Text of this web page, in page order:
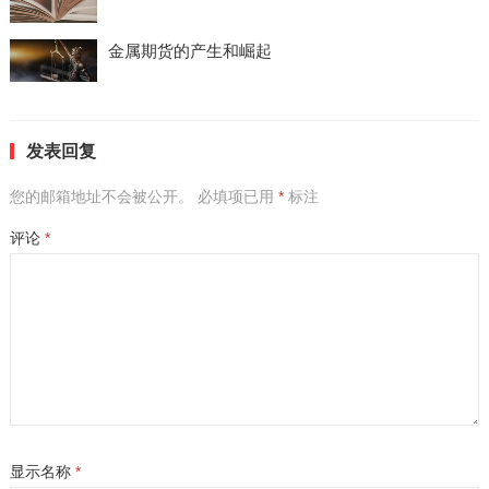
金属期货的产生和崛起
发表回复
您的邮箱地址不会被公开。 必填项已用 *标注
评论 *
显示名称 *